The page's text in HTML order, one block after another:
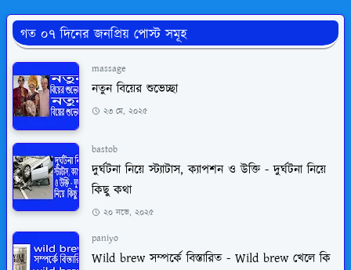
গত ০৭ দিনের জনপ্রিয় পোস্ট সমূহ
massage
নতুন বিয়ের শুভেচ্ছা
২৩ মে, ২০২৫
bastob
দুর্ঘটনা নিয়ে স্ট্যাটাস, ক্যাপশন ও উক্তি - দুর্ঘটনা নিয়ে
কিছু কথা
২০ নভে, ২০২৫
paniyo
Wild brew সম্পর্কে বিস্তারিত - Wild brew খেলে কি